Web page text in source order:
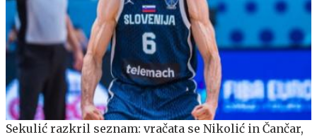
Sekulić razkril seznam: vračata se Nikolić in Čančar,